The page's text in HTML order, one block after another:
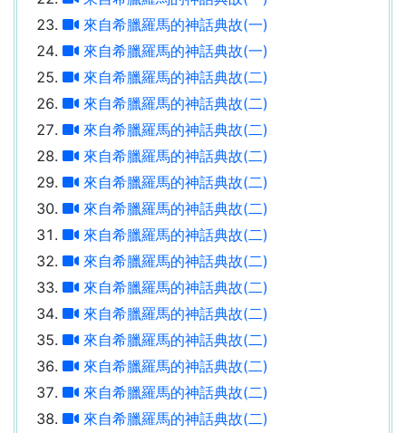
來自希臘羅馬的神話典故(一)
來自希臘羅馬的神話典故(一)
來自希臘羅馬的神話典故(二)
來自希臘羅馬的神話典故(二)
來自希臘羅馬的神話典故(二)
來自希臘羅馬的神話典故(二)
來自希臘羅馬的神話典故(二)
來自希臘羅馬的神話典故(二)
來自希臘羅馬的神話典故(二)
來自希臘羅馬的神話典故(二)
來自希臘羅馬的神話典故(二)
來自希臘羅馬的神話典故(二)
來自希臘羅馬的神話典故(二)
來自希臘羅馬的神話典故(二)
來自希臘羅馬的神話典故(二)
來自希臘羅馬的神話典故(二)